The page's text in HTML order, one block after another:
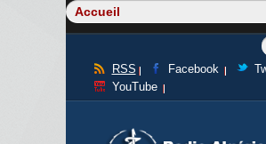
RSS Facebook
YouTube